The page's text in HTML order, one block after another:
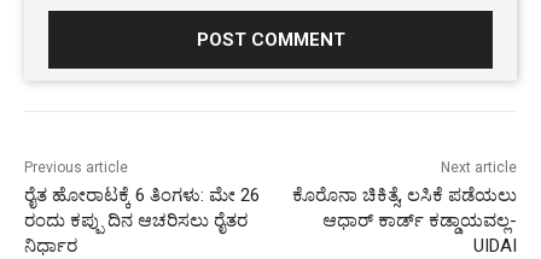
Previous article
ರೈತ ಹೋರಾಟಕ್ಕೆ 6 ತಿಂಗಳು: ಮೇ 26
ರಂದು ಕಪ್ಪು ದಿನ ಆಚರಿಸಲು ರೈತರ
ನಿರ್ಧಾರ
Next article
ಕೊರೊನಾ ಚಿಕಿತ್ಸೆ, ಲಸಿಕೆ ಪಡೆಯಲು
ಆಧಾರ್‌ ಕಾರ್ಡ್ ಕಡ್ಡಾಯವಲ್ಲ-
UIDAI